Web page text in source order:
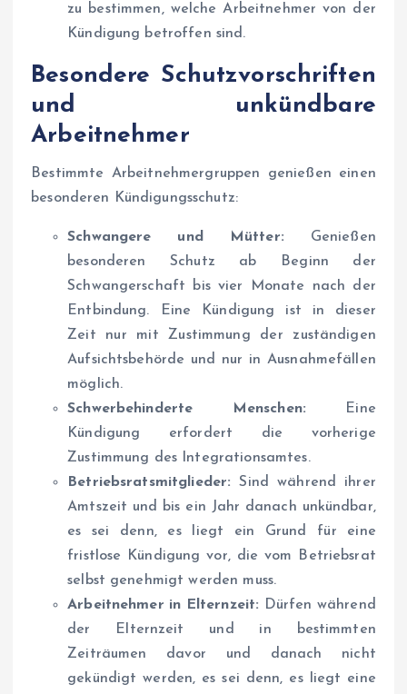
zu bestimmen, welche Arbeitnehmer von der
Kündigung betroffen sind.
Besondere Schutzvorschriften
und unkündbare
Arbeitnehmer
Bestimmte Arbeitnehmergruppen genießen einen
besonderen Kündigungsschutz:
Schwangere und Mütter: Genießen
besonderen Schutz ab Beginn der
Schwangerschaft bis vier Monate nach der
Entbindung. Eine Kündigung ist in dieser
Zeit nur mit Zustimmung der zuständigen
Aufsichtsbehörde und nur in Ausnahmefällen
möglich.
Schwerbehinderte Menschen: Eine
Kündigung erfordert die vorherige
Zustimmung des Integrationsamtes.
Betriebsratsmitglieder: Sind während ihrer
Amtszeit und bis ein Jahr danach unkündbar,
es sei denn, es liegt ein Grund für eine
fristlose Kündigung vor, die vom Betriebsrat
selbst genehmigt werden muss.
Arbeitnehmer in Elternzeit: Dürfen während
der Elternzeit und in bestimmten
Zeiträumen davor und danach nicht
gekündigt werden, es sei denn, es liegt eine